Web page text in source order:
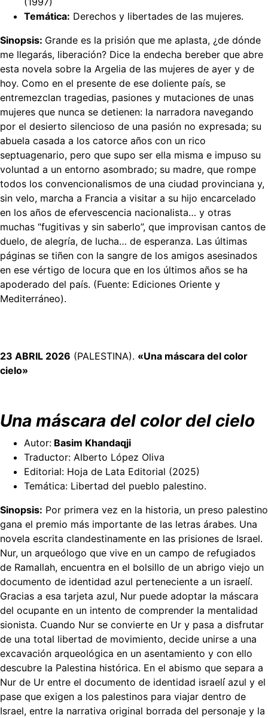
Temática: Derechos y libertades de las mujeres.
Sinopsis: Grande es la prisión que me aplasta, ¿de dónde
me llegarás, liberación? Dice la endecha bereber que abre
esta novela sobre la Argelia de las mujeres de ayer y de
hoy. Como en el presente de ese doliente país, se
entremezclan tragedias, pasiones y mutaciones de unas
mujeres que nunca se detienen: la narradora navegando
por el desierto silencioso de una pasión no expresada; su
abuela casada a los catorce años con un rico
septuagenario, pero que supo ser ella misma e impuso su
voluntad a un entorno asombrado; su madre, que rompe
todos los convencionalismos de una ciudad provinciana y,
sin velo, marcha a Francia a visitar a su hijo encarcelado
en los años de efervescencia nacionalista… y otras
muchas “fugitivas y sin saberlo”, que improvisan cantos de
duelo, de alegría, de lucha… de esperanza. Las últimas
páginas se tiñen con la sangre de los amigos asesinados
en ese vértigo de locura que en los últimos años se ha
apoderado del país. (Fuente: Ediciones Oriente y
Mediterráneo).
23 ABRIL 2026 (PALESTINA). «Una máscara del color
cielo»
Una máscara del color del cielo
Autor: Basim Khandaqji
Traductor: Alberto López Oliva
Editorial: Hoja de Lata Editorial (2025)
Temática: Libertad del pueblo palestino.
Sinopsis: Por primera vez en la historia, un preso palestino
gana el premio más importante de las letras árabes. Una
novela escrita clandestinamente en las prisiones de Israel.
Nur, un arqueólogo que vive en un campo de refugiados
de Ramallah, encuentra en el bolsillo de un abrigo viejo un
documento de identidad azul perteneciente a un israelí́.
Gracias a esa tarjeta azul, Nur puede adoptar la máscara
del ocupante en un intento de comprender la mentalidad
sionista. Cuando Nur se convierte en Ur y pasa a disfrutar
de una total libertad de movimiento, decide unirse a una
excavación arqueológica en un asentamiento y con ello
descubre la Palestina histórica. En el abismo que separa a
Nur de Ur entre el documento de identidad israelí́ azul y el
pase que exigen a los palestinos para viajar dentro de
Israel, entre la narrativa original borrada del personaje y la